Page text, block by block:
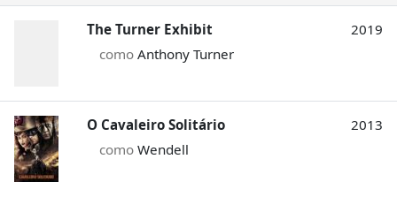
The Turner Exhibit
como Anthony Turner
2019
O Cavaleiro Solitário
como Wendell
2013